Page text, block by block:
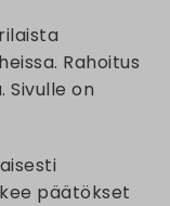
Rahoitus
Sivulle on
päätökset